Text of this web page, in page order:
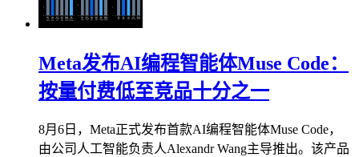
Meta发布AI编程智能体Muse Code：
按量付费低至竞品十分之一
8月6日，Meta正式发布首款AI编程智能体Muse Code，
由公司人工智能负责人Alexandr Wang主导推出。该产品